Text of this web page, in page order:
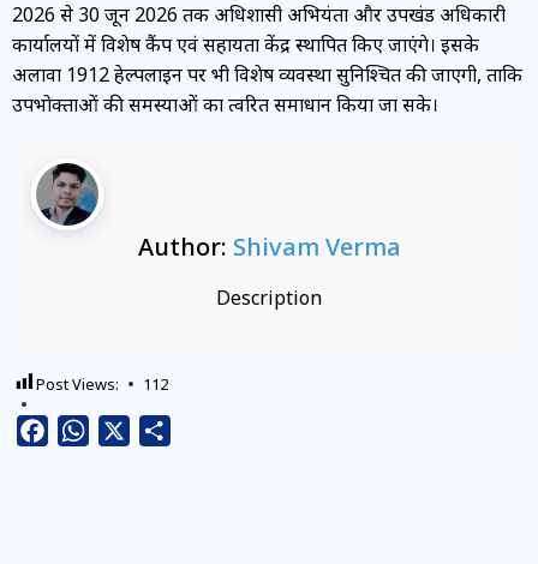
2026 से 30 जून 2026 तक अधिशासी अभियंता और उपखंड अधिकारी
कार्यालयों में विशेष कैंप एवं सहायता केंद्र स्थापित किए जाएंगे। इसके
अलावा 1912 हेल्पलाइन पर भी विशेष व्यवस्था सुनिश्चित की जाएगी, ताकि
उपभोक्ताओं की समस्याओं का त्वरित समाधान किया जा सके।
Author: Shivam Verma
Description
Post Views: 112
FacebookWhatsApp